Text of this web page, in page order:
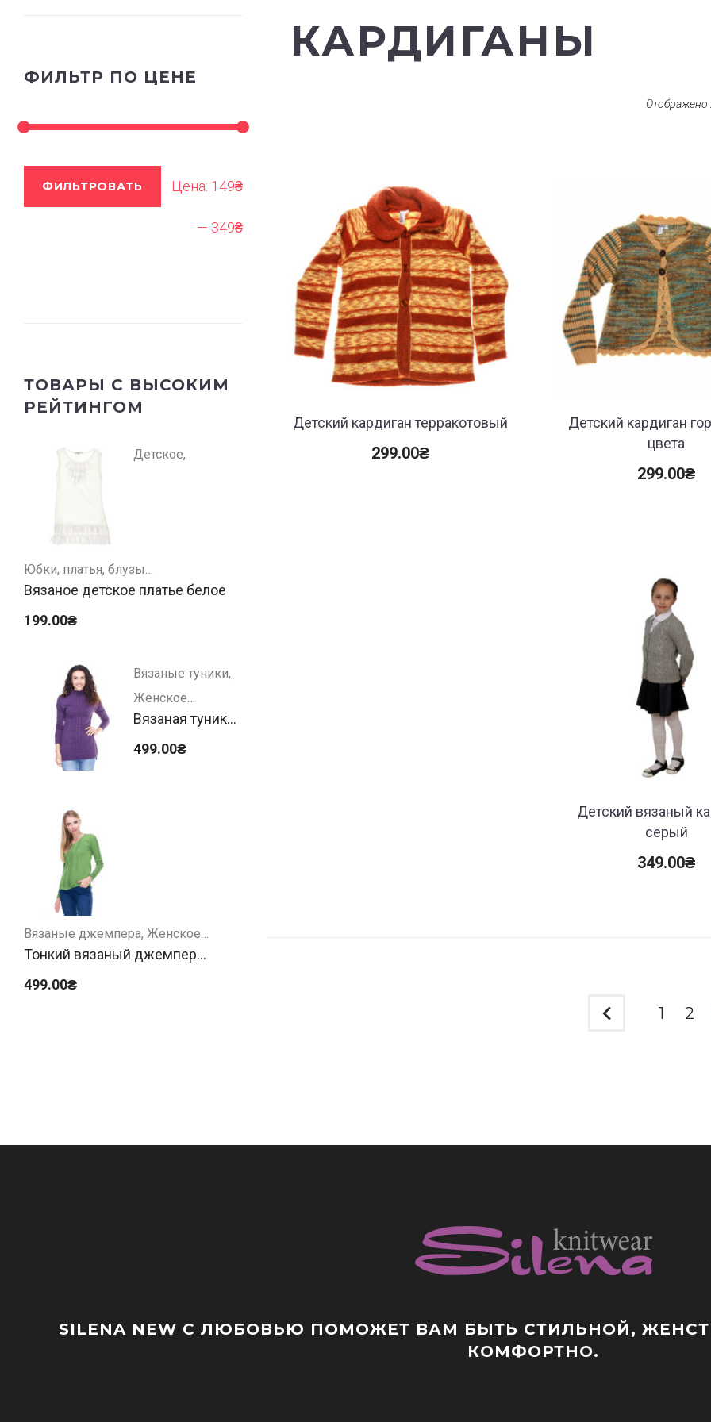
КАРДИГАНЫ
Отображено
Детский кардиган терракотовый
299.00₴
Детский кардиган
цвета
299.00₴
Детский вязаный
серый
349.00₴
1 2
ФИЛЬТР ПО ЦЕНЕ
ФИЛЬТРОВАТЬ Цена: 149₴
— 349₴
ТОВАРЫ С ВЫСОКИМ
РЕЙТИНГОМ
Детское
Юбки, платья, блузы
Вязаное детское платье белое
199.00₴
Вязаные туники
Женское
Вязаная туника
499.00₴
Вязаные джемпера Женское
Тонкий вязаный джемпер
499.00₴
SILENA NEW С ЛЮБОВЬЮ ПОМОЖЕТ ВАМ БЫТЬ СТИЛЬНОЙ,
КОМФОРТНО.